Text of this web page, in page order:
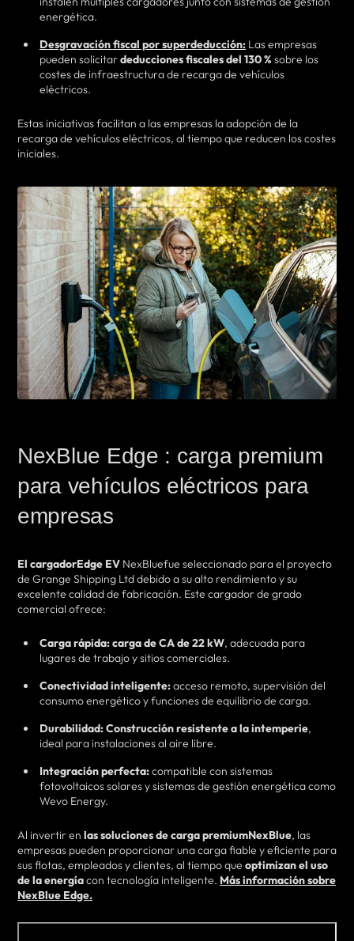
energética.
Desgravación fiscal por superdeducción: Las empresas
pueden solicitardeducciones fiscales del 130 % sobre los
costes de infraestructura de recarga de vehículos
eléctricos.
Estas iniciativas facilitan a las empresas la adopción de la
recarga de vehículos eléctricos, al tiempo que reducen los costes
iniciales.
NexBlue Edge : carga premium
para vehículos eléctricos para
empresas
El cargadorEdge EV NexBluefue seleccionado para el proyecto
de Grange Shipping Ltd debido a su alto rendimiento y su
excelente calidad de fabricación. Este cargador de grado
comercial ofrece:
Carga rápida:carga de CA de 22 kW, adecuada para
lugares de trabajo y sitios comerciales.
Conectividad inteligente:acceso remoto, supervisión del
consumo energético y funciones de equilibrio de carga.
Durabilidad:Construcción resistente a la intemperie,
ideal para instalaciones al aire libre.
Integración perfecta:compatible con sistemas
fotovoltaicos solares y sistemas de gestión energética como
Wevo Energy.
Al invertir en las soluciones de carga premiumNexBlue, las
empresas pueden proporcionar una carga fiable y eficiente para
sus flotas, empleados y clientes, al tiempo que optimizan el uso
de la energíacon tecnología inteligente. Más información sobre
NexBlue Edge.